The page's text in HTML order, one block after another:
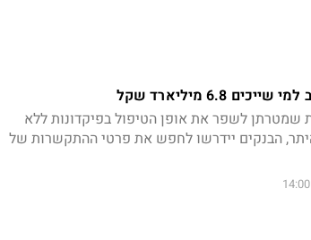
מיליארד שקל
לשפר את אופן הטיפול בפיקדונות ללא
הבנקים יידרשו לחפש את פרטי ההתקשרות של